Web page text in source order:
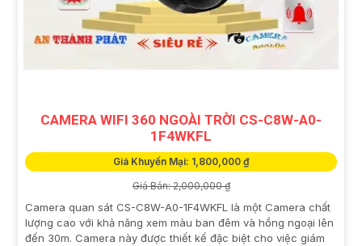
CAMERA WIFI 360 NGOÀI TRỜI CS-C8W-A0-
1F4WKFL
Giá Khuyến Mại: 1,800,000 ₫
Giá Bán: 2,000,000 ₫
Camera quan sát CS-C8W-A0-1F4WKFL là một Camera chất
lượng cao với khả năng xem màu ban đêm và hồng ngoại lên
đến 30m. Camera này được thiết kế đặc biệt cho việc giám